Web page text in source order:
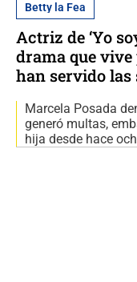
Betty la Fea
Actriz de ‘Yo
drama que vive
han servido las
Marcela Posada
generó multas,
hija desde hace